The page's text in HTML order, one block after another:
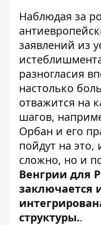
Наблюдая за
заявлений из
разногласия
настолько
отважится на
шагов,
Орбан и его
пойдут на это,
сложно, но и
Венгрии для
заключается
структуры..